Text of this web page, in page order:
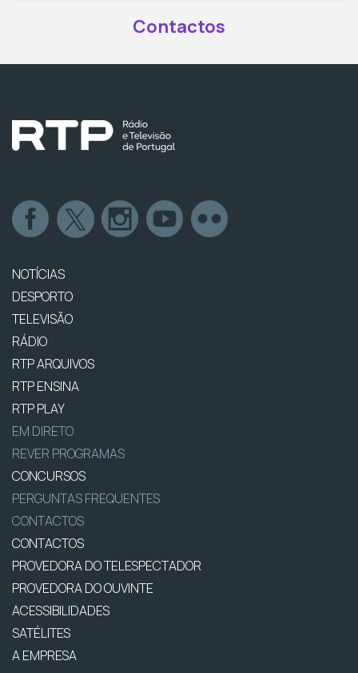
Contactos
NOTÍCIAS
DESPORTO
TELEVISÃO
RÁDIO
RTP ARQUIVOS
RTP ENSINA
RTP PLAY
EM DIRETO
REVER PROGRAMAS
CONCURSOS
PERGUNTAS FREQUENTES
CONTACTOS
CONTACTOS
PROVEDORA DO TELESPECTADOR
PROVEDORA DO OUVINTE
ACESSIBILIDADES
SATÉLITES
A EMPRESA